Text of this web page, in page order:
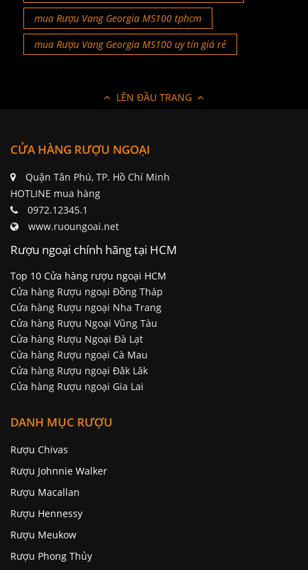
mua Rượu Vang Georgia MS100 tphcm
mua Rượu Vang Georgia MS100 uy tín giá rẻ
LÊN ĐẦU TRANG
CỬA HÀNG RƯỢU NGOẠI
Quận Tân Phú, TP. Hồ Chí Minh
HOTLINE mua hàng
0972.12345.1
www.ruoungoai.net
Rượu ngoại chính hãng tại HCM
Top 10 Cửa hàng rượu ngoại HCM
Cửa hàng Rượu ngoại Đồng Tháp
Cửa hàng Rượu ngoại Nha Trang
Cửa hàng Rượu Ngoại Vũng Tàu
Cửa hàng Rượu Ngoại Đà Lạt
Cửa hàng Rượu ngoại Cà Mau
Cửa hàng Rượu ngoại Đăk Lăk
Cửa hàng Rượu ngoại Gia Lai
DANH MỤC RƯỢU
Rượu Chivas
Rượu Johnnie Walker
Rượu Macallan
Rượu Hennessy
Rượu Meukow
Rượu Phong Thủy